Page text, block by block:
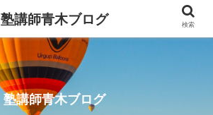
塾講師青木ブログ
塾講師青木ブログ 検索